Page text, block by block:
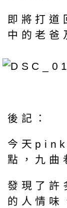
即將打道
中的老爸
後記：
今天pink
點，九曲
發現了許
的人情味